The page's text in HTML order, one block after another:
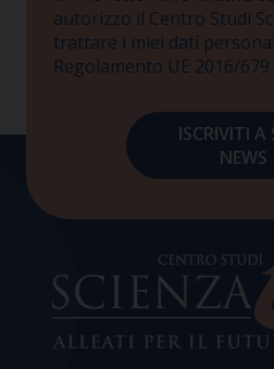
autorizzo il Centro Studi
trattare i miei dati
Regolamento UE 2016/679